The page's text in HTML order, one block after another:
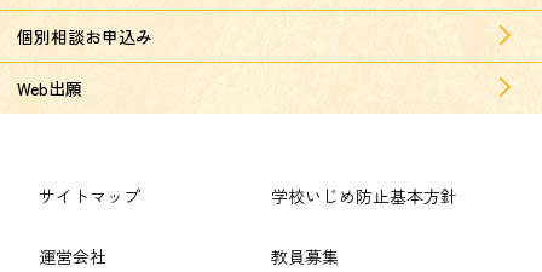
個別相談お申込み
Web出願
サイトマップ
運営会社
学校いじめ防止基本方針
教員募集